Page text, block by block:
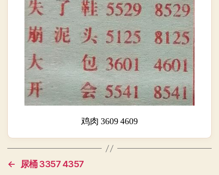
鸡肉 3609 4609
←
尿桶 3357 4357